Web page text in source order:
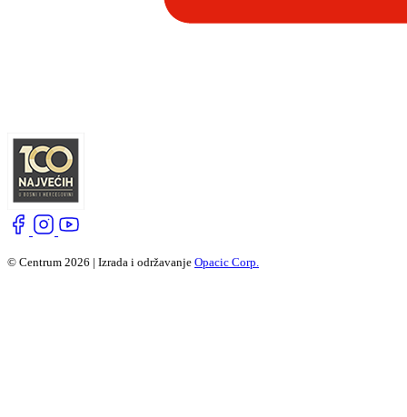
© Centrum 2026 | Izrada i održavanje Opacic Corp.